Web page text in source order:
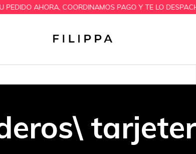
PAGO Y TE LO DESPACHAMOS EN 24